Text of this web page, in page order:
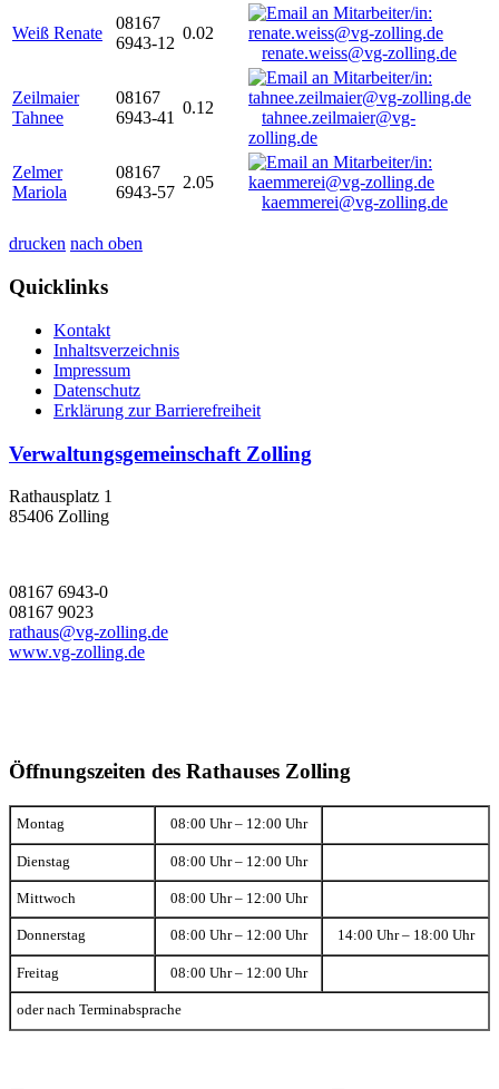
Weiß Renate
08167
6943-12
0.02
renate.weiss@vg-zolling.de
Zeilmaier
Tahnee
08167
6943-41
0.12
tahnee.zeilmaier@vg-
zolling.de
Zelmer
Mariola
08167
6943-57
2.05
kaemmerei@vg-zolling.de
drucken nach oben
Quicklinks
Kontakt
Inhaltsverzeichnis
Impressum
Datenschutz
Erklärung zur Barrierefreiheit
Verwaltungsgemeinschaft Zolling
Rathausplatz 1
85406 Zolling
08167 6943-0
08167 9023
rathaus@vg-zolling.de
www.vg-zolling.de
Öffnungszeiten des Rathauses Zolling
Montag 08:00 Uhr – 12:00 Uhr
Dienstag 08:00 Uhr – 12:00 Uhr
Mittwoch 08:00 Uhr – 12:00 Uhr
Donnerstag 08:00 Uhr – 12:00 Uhr 14:00 Uhr – 18:00 Uhr
Freitag 08:00 Uhr – 12:00 Uhr
oder nach Terminabsprache